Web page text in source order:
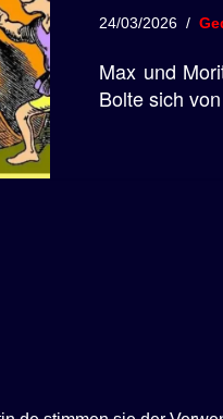
24/03/2026
Max und
Bolte sich